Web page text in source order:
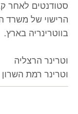
סטודנטים לאחר
הרישוי של משרד
בווטרינריה בארץ.
וטרינר הרצליה
וטרינר רמת השרון